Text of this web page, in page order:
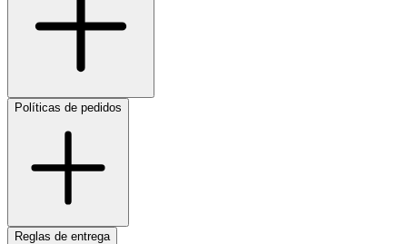
Políticas de pedidos
Reglas de entrega